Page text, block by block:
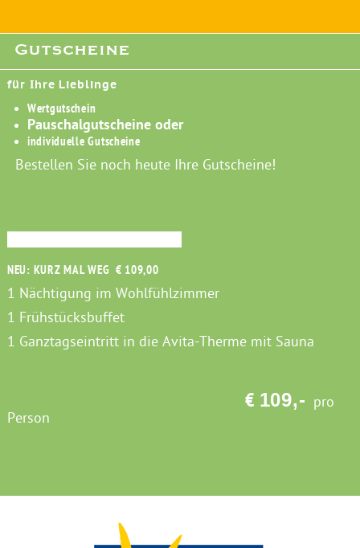
Gutscheine
für Ihre Lieblinge
Wertgutschein
Pauschalgutscheine oder
individuelle Gutscheine
Bestellen Sie noch heute Ihre Gutscheine!
NEU: KURZ MAL WEG € 109,00
1 Nächtigung im Wohlfühlzimmer
1 Frühstücksbuffet
1 Ganztagseintritt in die Avita-Therme mit Sauna
€ 109,- pro
Person